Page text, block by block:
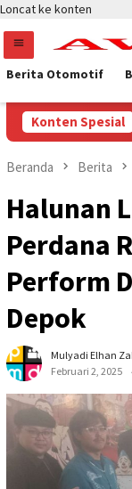
Loncat ke konten
Berita Otomotif
Konten Spesial
Periode 2026-2031
Beranda Berita
Halunan
Perdana
Perform
Depok
Mulyadi Elhan
Februari 2, 2025